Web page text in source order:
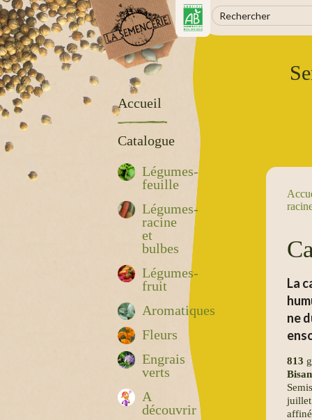
Accueil
Catalogue
Légumes-
feuille
Légumes-
racine
et
bulbes
Légumes-
fruit
Aromatiques
Fleurs
Engrais
verts
A
découvrir
La
ne
813
juillet